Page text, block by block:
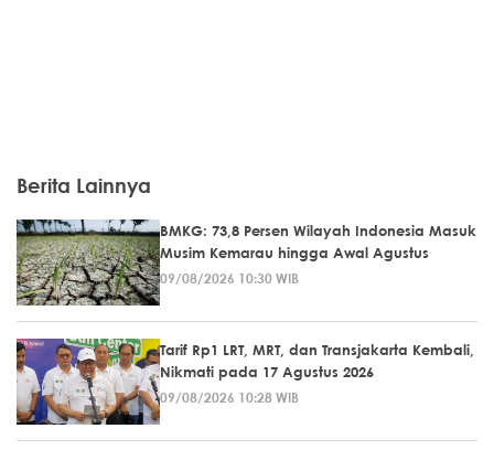
Berita Lainnya
BMKG: 73,8 Persen Wilayah Indonesia Masuk
Musim Kemarau hingga Awal Agustus
09/08/2026 10:30 WIB
Tarif Rp1 LRT, MRT, dan Transjakarta Kembali,
Nikmati pada 17 Agustus 2026
09/08/2026 10:28 WIB